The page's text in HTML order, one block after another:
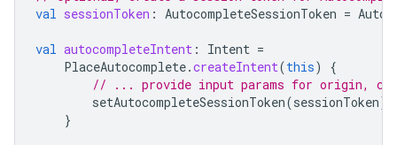
val sessionToken : AutocompleteSessionToken =
val autocompleteIntent : Intent =
PlaceAutocomplete.createIntent(this)
{
// ... provide input params for origin,
setAutocompleteSessionToken(sessionToken)
}